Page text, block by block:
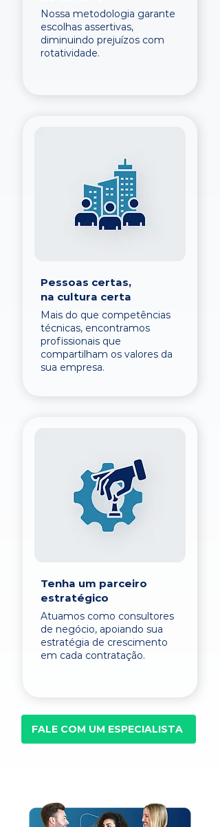
Nossa metodologia garante
escolhas assertivas,
diminuindo prejuízos com
rotatividade.
Pessoas certas,
na cultura certa
Mais do que competências
técnicas, encontramos
profissionais que
compartilham os valores da
sua empresa.
Tenha um parceiro
estratégico
Atuamos como consultores
de negócio, apoiando sua
estratégia de crescimento
em cada contratação.
FALE COM UM ESPECIALISTA